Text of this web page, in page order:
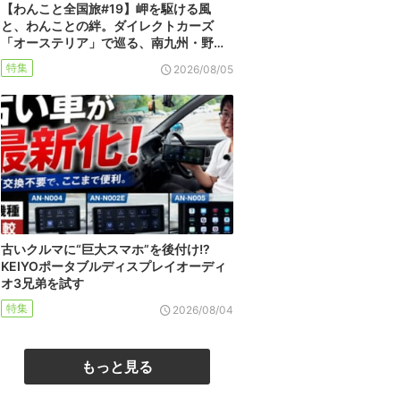
【わんこと全国旅#19】岬を駆ける風
と、わんことの絆。ダイレクトカーズ
「オーステリア」で巡る、南九州・野…
特集 2026/08/05
古いクルマに“巨大スマホ”を後付け!?
KEIYOポータブルディスプレイオーディ
オ3兄弟を試す
特集 2026/08/04
もっと見る